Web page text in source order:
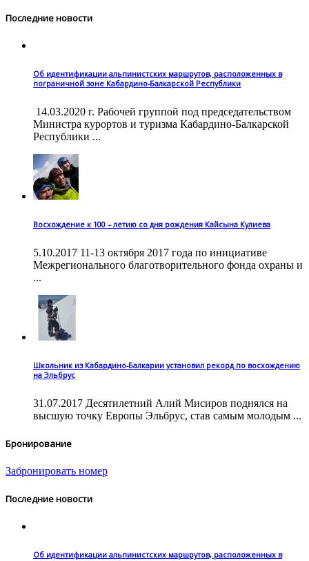
Последние новости
Об идентификации альпинистских маршрутов, расположенных в
пограничной зоне Кабардино-Балкарской Республики
14.03.2020 г. Рабочей группой под председательством
Министра курортов и туризма Кабардино-Балкарской
Республики ...
Восхождение к 100 – летию со дня рождения Кайсына Кулиева
5.10.2017 11-13 октября 2017 года по инициативе
Межрегионального благотворительного фонда охраны и
...
Школьник из Кабардино-Балкарии установил рекорд по восхождению
на Эльбрус
31.07.2017 Десятилетний Алий Мисиров поднялся на
высшую точку Европы Эльбрус, став самым молодым ...
Бронирование
Забронировать номер
Последние новости
Об идентификации альпинистских маршрутов, расположенных в